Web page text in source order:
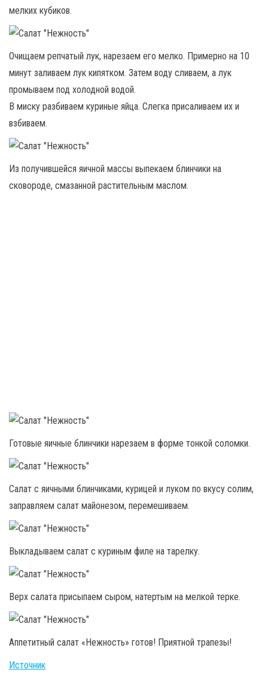
мелких кубиков.
Очищаем репчатый лук, нарезаем его мелко. Примерно на 10
минут заливаем лук кипятком. Затем воду сливаем, а лук
промываем под холодной водой.
В миску разбиваем куриные яйца. Слегка присаливаем их и
взбиваем.
Из получившейся яичной массы выпекаем блинчики на
сковороде, смазанной растительным маслом.
Готовые яичные блинчики нарезаем в форме тонкой соломки.
Салат с яичными блинчиками, курицей и луком по вкусу солим,
заправляем салат майонезом, перемешиваем.
Выкладываем салат с куриным филе на тарелку.
Верх салата присыпаем сыром, натертым на мелкой терке.
Аппетитный салат «Нежность» готов! Приятной трапезы!
Источник